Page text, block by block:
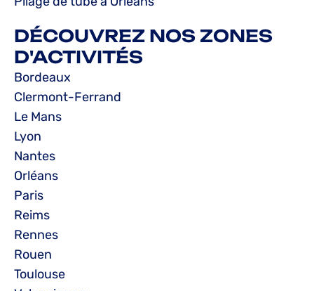
DÉCOUVREZ NOS ZONES
D'ACTIVITÉS
Bordeaux
Clermont-Ferrand
Le Mans
Lyon
Nantes
Orléans
Paris
Reims
Rennes
Rouen
Toulouse